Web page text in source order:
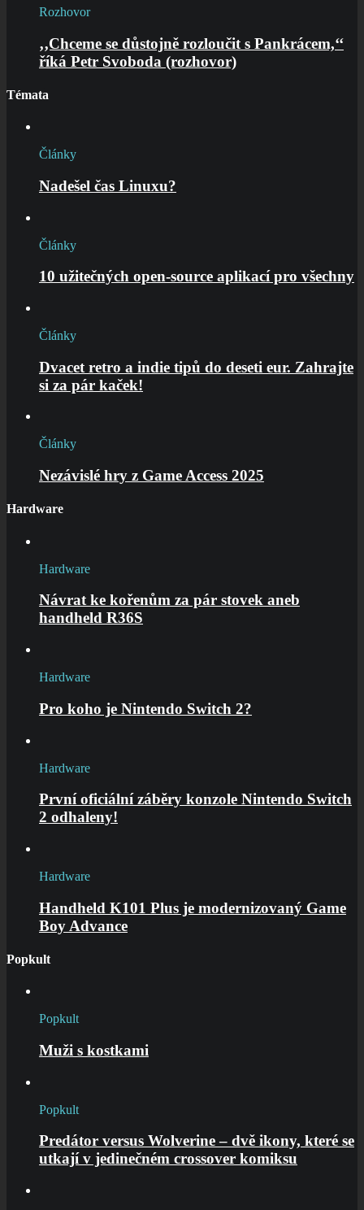
Rozhovor
‚‚Chceme se důstojně rozloučit s Pankrácem,‘‘
říká Petr Svoboda (rozhovor)
Témata
Články
Nadešel čas Linuxu?
Články
10 užitečných open-source aplikací pro všechny
Články
Dvacet retro a indie tipů do deseti eur. Zahrajte
si za pár kaček!
Články
Nezávislé hry z Game Access 2025
Hardware
Hardware
Návrat ke kořenům za pár stovek aneb
handheld R36S
Hardware
Pro koho je Nintendo Switch 2?
Hardware
První oficiální záběry konzole Nintendo Switch
2 odhaleny!
Hardware
Handheld K101 Plus je modernizovaný Game
Boy Advance
Popkult
Popkult
Muži s kostkami
Popkult
Predátor versus Wolverine – dvě ikony, které se
utkají v jedinečném crossover komiksu